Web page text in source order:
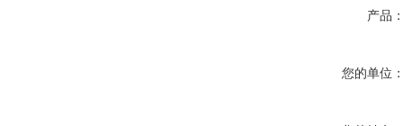
产品：
您的单位：